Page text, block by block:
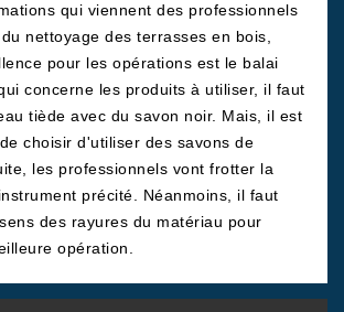
qui viennent des professionnels
nettoyage des terrasses en bois,
pour les opérations est le balai
concerne les produits à utiliser, il faut
tiède avec du savon noir. Mais, il est
choisir d'utiliser des savons de
les professionnels vont frotter la
précité. Néanmoins, il faut
des rayures du matériau pour
opération.